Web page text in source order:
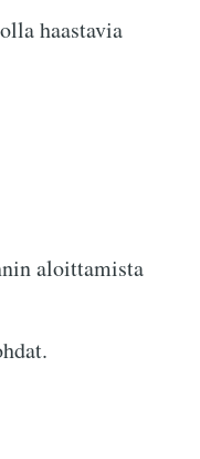
haastavia
aloittamista